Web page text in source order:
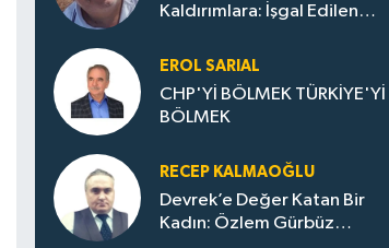
Kaldırımlara: İşgal Edilen
Evler Çöp Dolu
EROL SARIAL
CHP'Yİ BÖLMEK TÜRKİYE'Yİ
BÖLMEK
RECEP KALMAOĞLU
Devrek’e Değer Katan Bir
Kadın: Özlem Gürbüz